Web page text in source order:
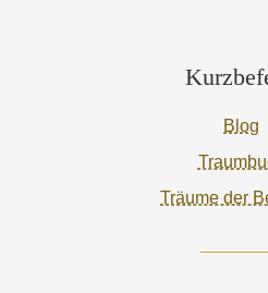
Blog
Träume der